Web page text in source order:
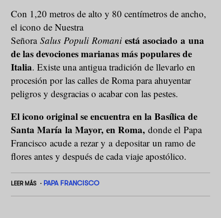
Con 1,20 metros de alto y 80 centímetros de ancho,
el icono de Nuestra
SeñoraSalus Populi Romani está asociado a una
de las devociones marianas más populares de
Italia. Existe una antigua tradición de llevarlo en
procesión por las calles de Roma para ahuyentar
peligros y desgracias o acabar con las pestes.
El icono original se encuentra en la Basílica de
Santa María la Mayor, en Roma,donde el Papa
Francisco acude a rezar y a depositar un ramo de
flores antes y después de cada viaje apostólico.
LEER MÁS PAPA FRANCISCO